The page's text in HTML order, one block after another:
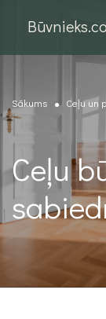
Sākums Ceļu un
Ceļu